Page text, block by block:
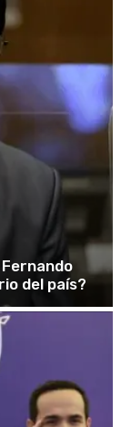
del país?